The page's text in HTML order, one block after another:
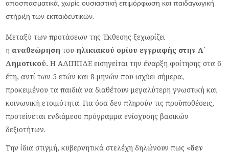
αποσπασματικά, χωρίς ουσιαστική επιμόρφωση και παιδαγωγική
στήριξη των εκπαιδευτικών.
Μεταξύ των προτάσεων της Έκθεσης ξεχωρίζει
η αναθεώρησητου ηλικιακού ορίου εγγραφής στην Α΄
Δημοτικού. Η ΑΔΙΠΠΔΕ εισηγείται την έναρξη φοίτησης στα 6
έτη, αντί των 5 ετών και 8 μηνών που ισχύει σήμερα,
προκειμένου τα παιδιά να διαθέτουν μεγαλύτερη γνωστική και
κοινωνική ετοιμότητα. Για όσα δεν πληρούν τις προϋποθέσεις,
προτείνεται ενδιάμεσο πρόγραμμα ενίσχυσης βασικών
δεξιοτήτων.
Την ίδια στιγμή, κυβερνητικά στελέχη δηλώνουν πως «δεν